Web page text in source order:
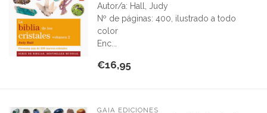
Autor/a: Hall, Judy
Nº de páginas: 400, ilustrado a todo
color
Enc...
€16,95
GAIA EDICIONES